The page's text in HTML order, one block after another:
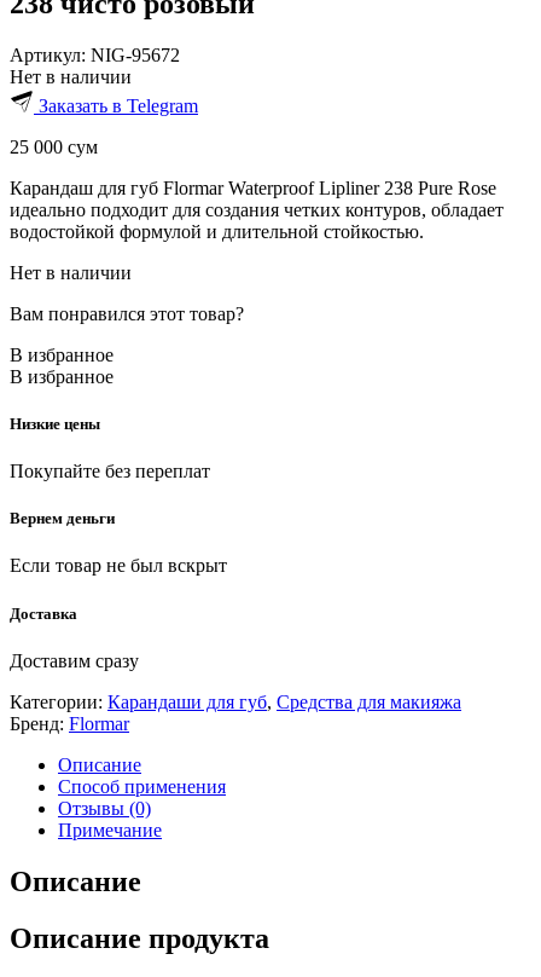
Артикул: NIG-95672
Нет в наличии
Заказать в Telegram
25 000 сум
Карандаш для губ Flormar Waterproof Lipliner 238 Pure Rose
идеально подходит для создания четких контуров, обладает
водостойкой формулой и длительной стойкостью.
Нет в наличии
Вам понравился этот товар?
В избранное
В избранное
Низкие цены
Покупайте без переплат
Вернем деньги
Если товар не был вскрыт
Доставка
Доставим сразу
Категории: Карандаши для губ, Средства для макияжа
Бренд: Flormar
Описание
Способ применения
Отзывы (0)
Примечание
Описание
Описание продукта